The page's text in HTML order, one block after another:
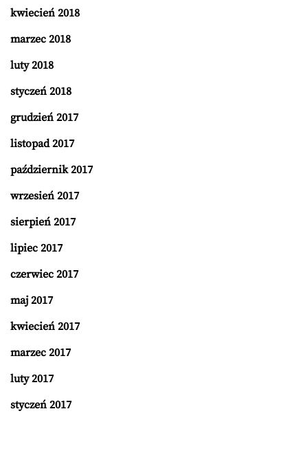
kwiecień 2018
marzec 2018
luty 2018
styczeń 2018
grudzień 2017
listopad 2017
październik 2017
wrzesień 2017
sierpień 2017
lipiec 2017
czerwiec 2017
maj 2017
kwiecień 2017
marzec 2017
luty 2017
styczeń 2017